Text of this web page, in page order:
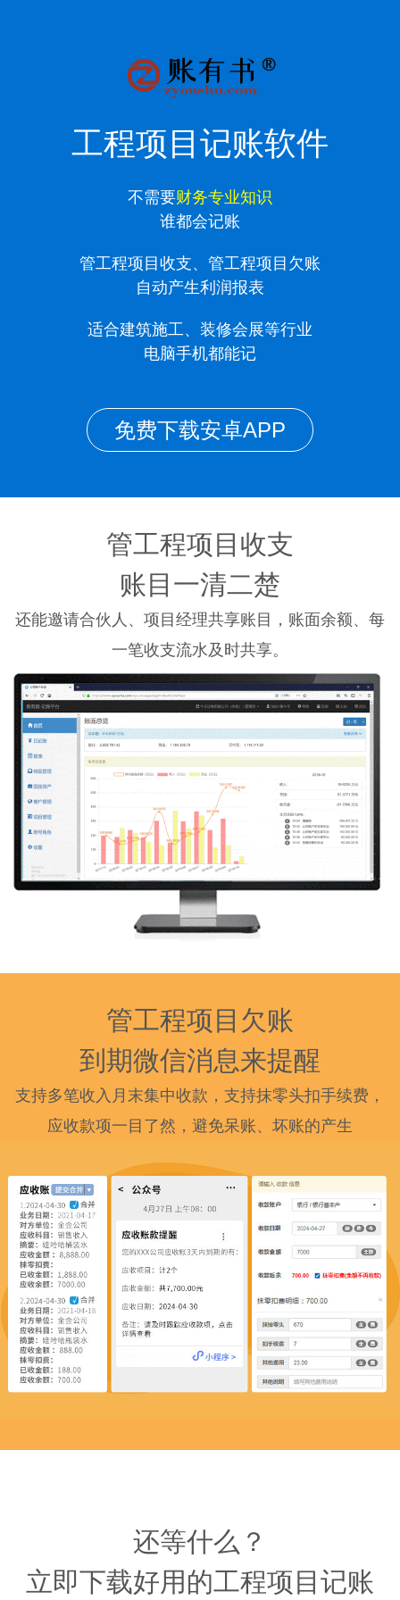
工程项目记账软件
不需要财务专业知识
谁都会记账
管工程项目收支、管工程项目欠账
自动产生利润报表
适合建筑施工、装修会展等行业
电脑手机都能记
免费下载安卓APP
管工程项目收支
账目一清二楚
还能邀请合伙人、项目经理共享账目，账面余额、每
一笔收支流水及时共享。
管工程项目欠账
到期微信消息来提醒
支持多笔收入月末集中收款，支持抹零头扣手续费，
应收款项一目了然，避免呆账、坏账的产生
还等什么？
立即下载好用的工程项目记账